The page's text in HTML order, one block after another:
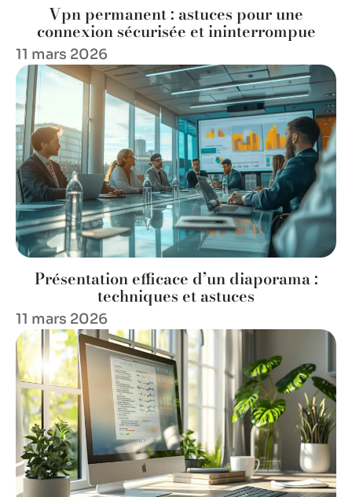
Vpn permanent : astuces pour une
connexion sécurisée et ininterrompue
11 mars 2026
Présentation efficace d’un diaporama :
techniques et astuces
11 mars 2026